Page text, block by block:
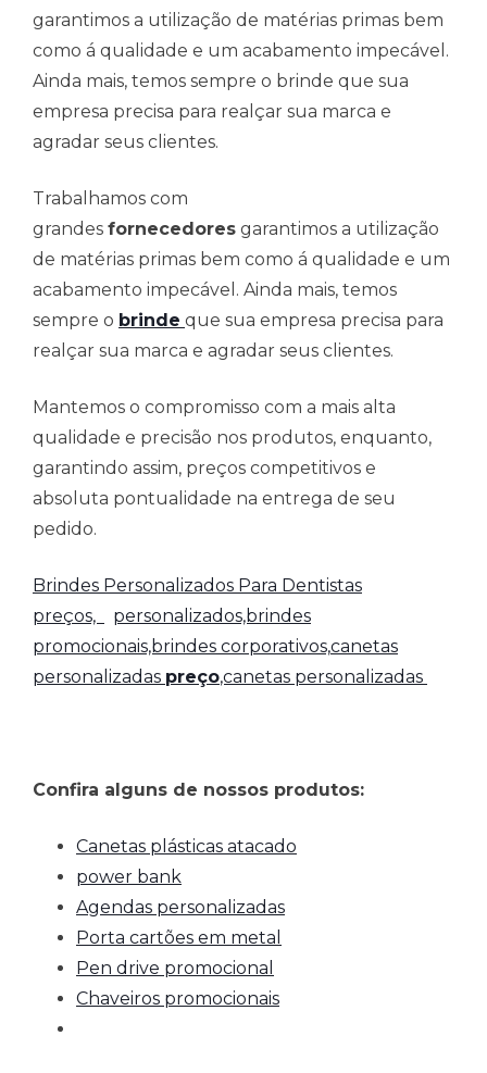
garantimos a utilização de matérias primas bem
como á qualidade e um acabamento impecável.
Ainda mais, temos sempre o brinde que sua
empresa precisa para realçar sua marca e
agradar seus clientes.
Trabalhamos com
grandes fornecedores garantimos a utilização
de matérias primas bem como á qualidade e um
acabamento impecável. Ainda mais, temos
sempre o brinde que sua empresa precisa para
realçar sua marca e agradar seus clientes.
Mantemos o compromisso com a mais alta
qualidade e precisão nos produtos, enquanto,
garantindo assim, preços competitivos e
absoluta pontualidade na entrega de seu
pedido.
Brindes Personalizados Para Dentistas
preços,
personalizados,brindes
promocionais,brindes corporativos,canetas
personalizadas preço,canetas personalizadas
Confira alguns de nossos produtos:
Canetas plásticas atacado
power bank
Agendas personalizadas
Porta cartões em metal
Pen drive promocional
Chaveiros promocionais